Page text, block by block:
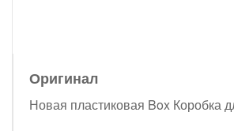
Оригинал
Новая пластиковая Box Коробка